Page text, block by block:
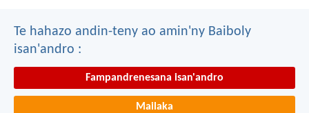
Te hahazo andin-teny ao amin'ny Baiboly
isan'andro :
Fampandrenesana isan'andro
Mailaka